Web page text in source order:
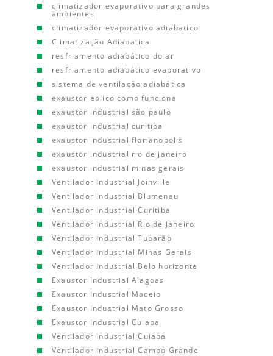
climatizador evaporativo para grandes
ambientes
climatizador evaporativo adiabatico
Climatização Adiabatica
resfriamento adiabático do ar
resfriamento adiabático evaporativo
sistema de ventilação adiabática
exaustor eolico como funciona
exaustor industrial são paulo
exaustor industrial curitiba
exaustor industrial florianopolis
exaustor industrial rio de janeiro
exaustor industrial minas gerais
Ventilador Industrial Joinville
Ventilador Industrial Blumenau
Ventilador Industrial Curitiba
Ventilador Industrial Rio de Janeiro
Ventilador Industrial Tubarão
Ventilador Industrial Minas Gerais
Ventilador Industrial Belo horizonte
Exaustor Industrial Alagoas
Exaustor Industrial Maceio
Exaustor Industrial Mato Grosso
Exaustor Industrial Cuiaba
Ventilador Industrial Cuiaba
Ventilador Industrial Campo Grande